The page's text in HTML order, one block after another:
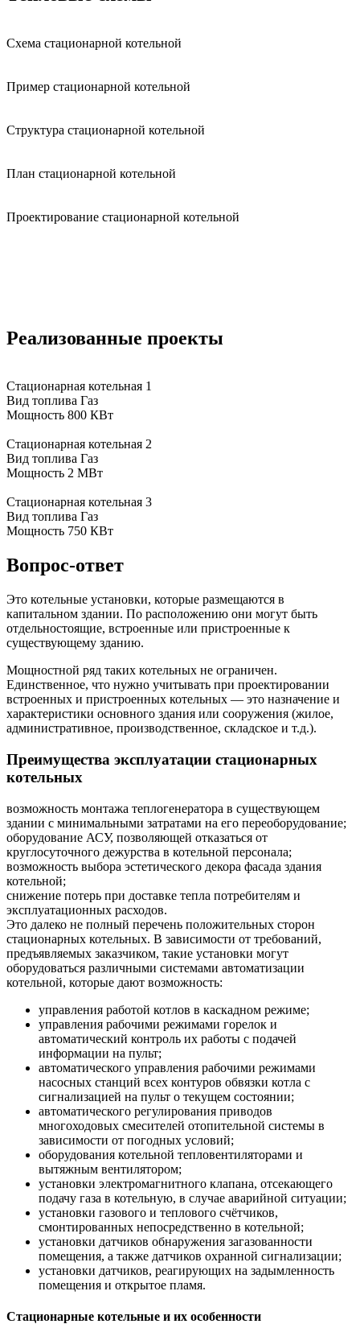
Схема стационарной котельной
Пример стационарной котельной
Структура стационарной котельной
План стационарной котельной
Проектирование стационарной котельной
Реализованные проекты
Стационарная котельная 1
Вид топлива Газ
Мощность 800 КВт
Стационарная котельная 2
Вид топлива Газ
Мощность 2 МВт
Стационарная котельная 3
Вид топлива Газ
Мощность 750 КВт
Вопрос-ответ
Это котельные установки, которые размещаются в
капитальном здании. По расположению они могут быть
отдельностоящие, встроенные или пристроенные к
существующему зданию.
Мощностной ряд таких котельных не ограничен.
Единственное, что нужно учитывать при проектировании
встроенных и пристроенных котельных — это назначение и
характеристики основного здания или сооружения (жилое,
административное, производственное, складское и т.д.).
Преимущества эксплуатации стационарных
котельных
возможность монтажа теплогенератора в существующем
здании с минимальными затратами на его переоборудование;
оборудование АСУ, позволяющей отказаться от
круглосуточного дежурства в котельной персонала;
возможность выбора эстетического декора фасада здания
котельной;
снижение потерь при доставке тепла потребителям и
эксплуатационных расходов.
Это далеко не полный перечень положительных сторон
стационарных котельных. В зависимости от требований,
предъявляемых заказчиком, такие установки могут
оборудоваться различными системами автоматизации
котельной, которые дают возможность:
управления работой котлов в каскадном режиме;
управления рабочими режимами горелок и
автоматический контроль их работы с подачей
информации на пульт;
автоматического управления рабочими режимами
насосных станций всех контуров обвязки котла с
сигнализацией на пульт о текущем состоянии;
автоматического регулирования приводов
многоходовых смесителей отопительной системы в
зависимости от погодных условий;
оборудования котельной тепловентиляторами и
вытяжным вентилятором;
установки электромагнитного клапана, отсекающего
подачу газа в котельную, в случае аварийной ситуации;
установки газового и теплового счётчиков,
смонтированных непосредственно в котельной;
установки датчиков обнаружения загазованности
помещения, а также датчиков охранной сигнализации;
установки датчиков, реагирующих на задымленность
помещения и открытое пламя.
Стационарные котельные и их особенности